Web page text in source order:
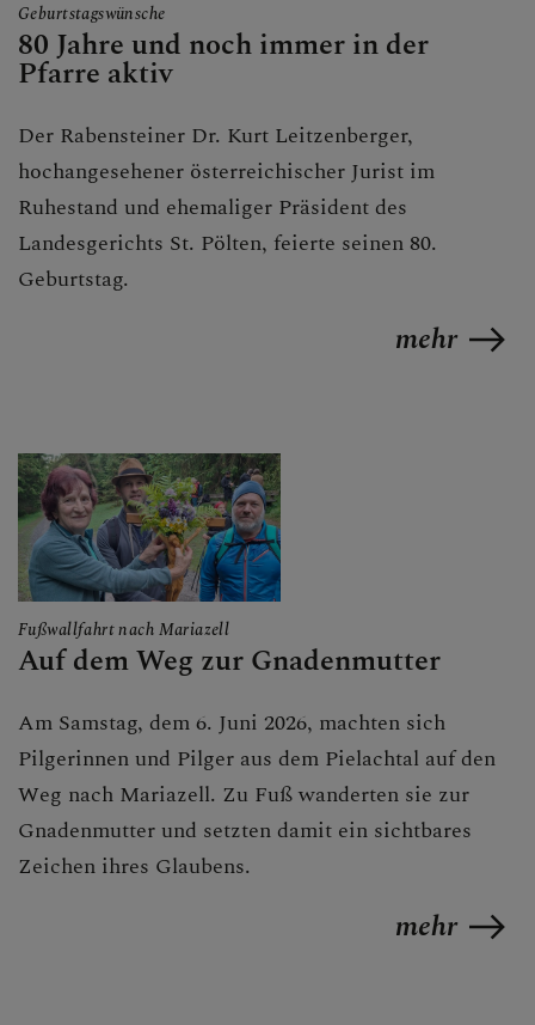
Geburtstagswünsche
80 Jahre und noch immer in der
Pfarre aktiv
Der Rabensteiner Dr. Kurt Leitzenberger,
hochangesehener österreichischer Jurist im
Ruhestand und ehemaliger Präsident des
Landesgerichts St. Pölten, feierte seinen 80.
Geburtstag.
mehr
Fußwallfahrt nach Mariazell
Auf dem Weg zur Gnadenmutter
Am Samstag, dem 6. Juni 2026, machten sich
Pilgerinnen und Pilger aus dem Pielachtal auf den
Weg nach Mariazell. Zu Fuß wanderten sie zur
Gnadenmutter und setzten damit ein sichtbares
Zeichen ihres Glaubens.
mehr